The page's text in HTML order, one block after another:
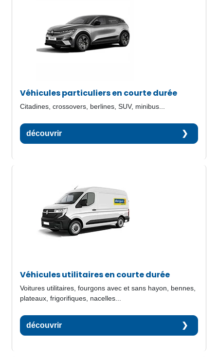
Véhicules particuliers en courte durée
Citadines, crossovers, berlines, SUV, minibus...
découvrir
Véhicules utilitaires en courte durée
Voitures utilitaires, fourgons avec et sans hayon, bennes,
plateaux, frigorifiques, nacelles...
découvrir